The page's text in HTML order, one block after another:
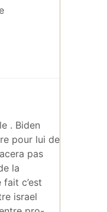
. Biden
pour lui de
pas
la
c’est
israel